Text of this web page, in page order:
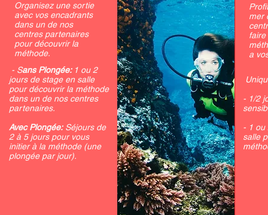
Organisez une sortie
avec vos encadrants
dans un de nos
centres partenaires
pour découvrir la
méthode.
- Sans Plongée: 1 ou 2
jours de stage en salle
pour découvrir la méthode
dans un de nos centres
partenaires.
Avec Plongée:Séjours de
2 à 5 jours pour vous
initier à la méthode (une
plongée par jour).
mer
faire
a
- 1/2
- 1 ou
salle